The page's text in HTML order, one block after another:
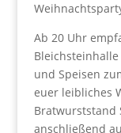
Ab 20 Uhr
und Speisen
euer leibliches
Bratwurststand
anschließend